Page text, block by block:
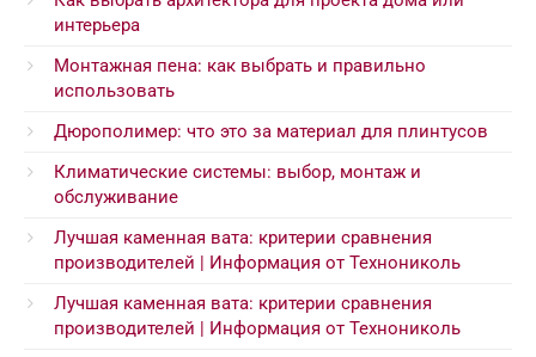
интерьера
Монтажная пена: как выбрать и правильно
использовать
Дюрополимер: что это за материал для плинтусов
Климатические системы: выбор, монтаж и
обслуживание
Лучшая каменная вата: критерии сравнения
производителей | Информация от Технониколь
Лучшая каменная вата: критерии сравнения
производителей | Информация от Технониколь